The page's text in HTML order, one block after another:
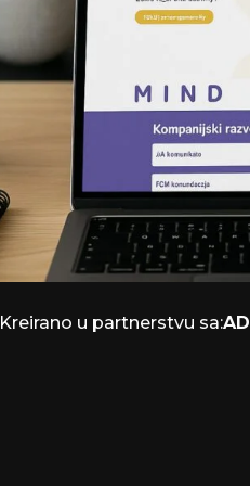
Kreirano u partnerstvu sa: